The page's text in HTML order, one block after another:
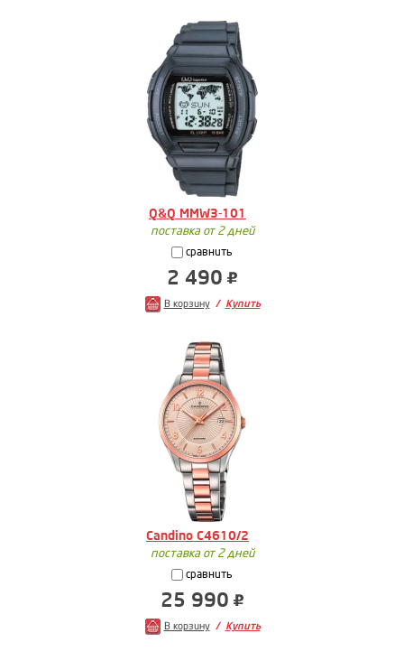
Q&Q MMW3-101
поставка от 2 дней
сравнить
2 490
В корзину Купить
Candino C4610/2
поставка от 2 дней
сравнить
25 990
В корзину Купить